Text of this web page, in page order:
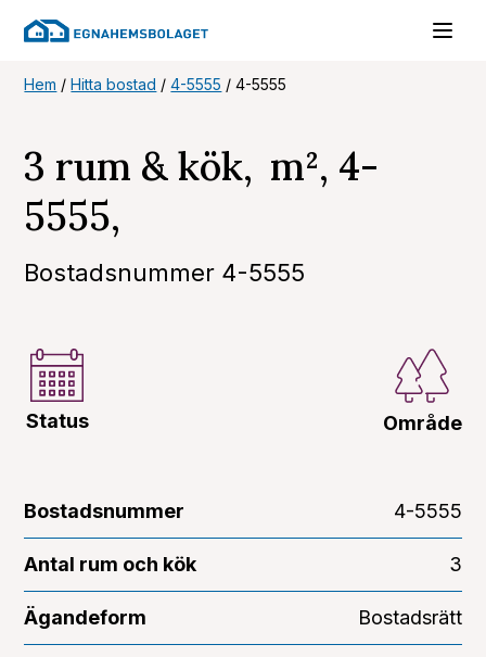
Hem /Hitta bostad /4-5555 /4-5555
3 rum & kök, m², 4-
5555,
Bostadsnummer 4-5555
Status Område
Bostadsnummer 4-5555
Antal rum och kök 3
Ägandeform Bostadsrätt